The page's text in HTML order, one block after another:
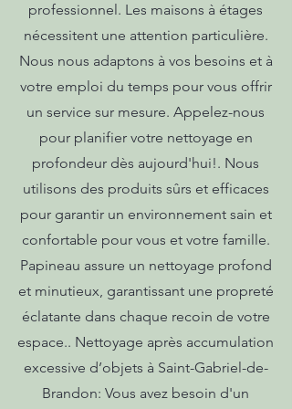
professionnel. Les maisons à étages
nécessitent une attention particulière.
Nous nous adaptons à vos besoins et à
votre emploi du temps pour vous offrir
un service sur mesure. Appelez-nous
pour planifier votre nettoyage en
profondeur dès aujourd'hui!. Nous
utilisons des produits sûrs et efficaces
pour garantir un environnement sain et
confortable pour vous et votre famille.
Papineau assure un nettoyage profond
et minutieux, garantissant une propreté
éclatante dans chaque recoin de votre
espace.. Nettoyage après accumulation
excessive d’objets à Saint-Gabriel-de-
Brandon: Vous avez besoin d'un